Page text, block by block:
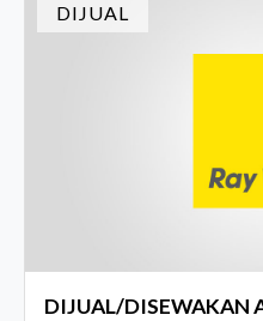
DIJUAL
DIJUAL/DISEWAKAN